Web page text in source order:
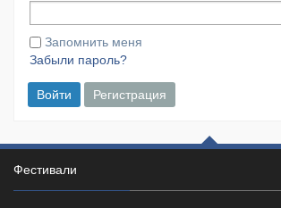
Запомнить меня
Забыли пароль?
Войти Регистрация
Фестивали